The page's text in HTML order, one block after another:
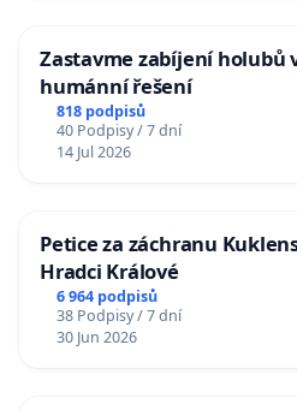
Zastavme zabíjení holubů
humánní řešení
818 podpisů
40 Podpisy / 7 dní
14 Jul 2026
Petice za záchranu
Hradci Králové
6 964 podpisů
38 Podpisy / 7 dní
30 Jun 2026